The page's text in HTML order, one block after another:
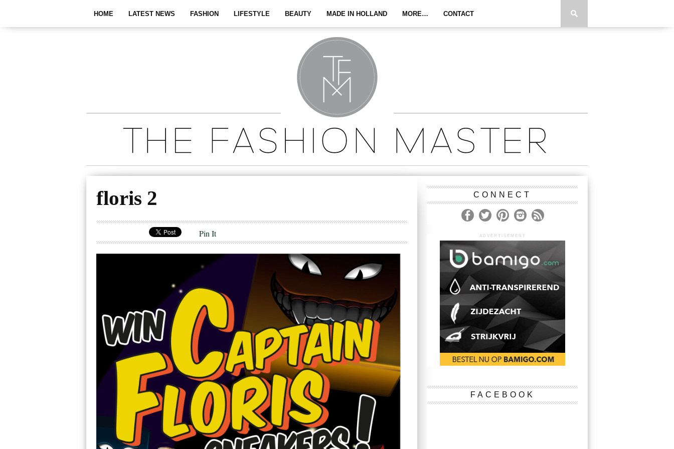
HOME LATEST NEWS FASHION LIFESTYLE BEAUTY MADE IN HOLLAND MORE… CONTACT
floris 2
Pin It
CONNECT
ADVERTISEMENT
FACEBOOK